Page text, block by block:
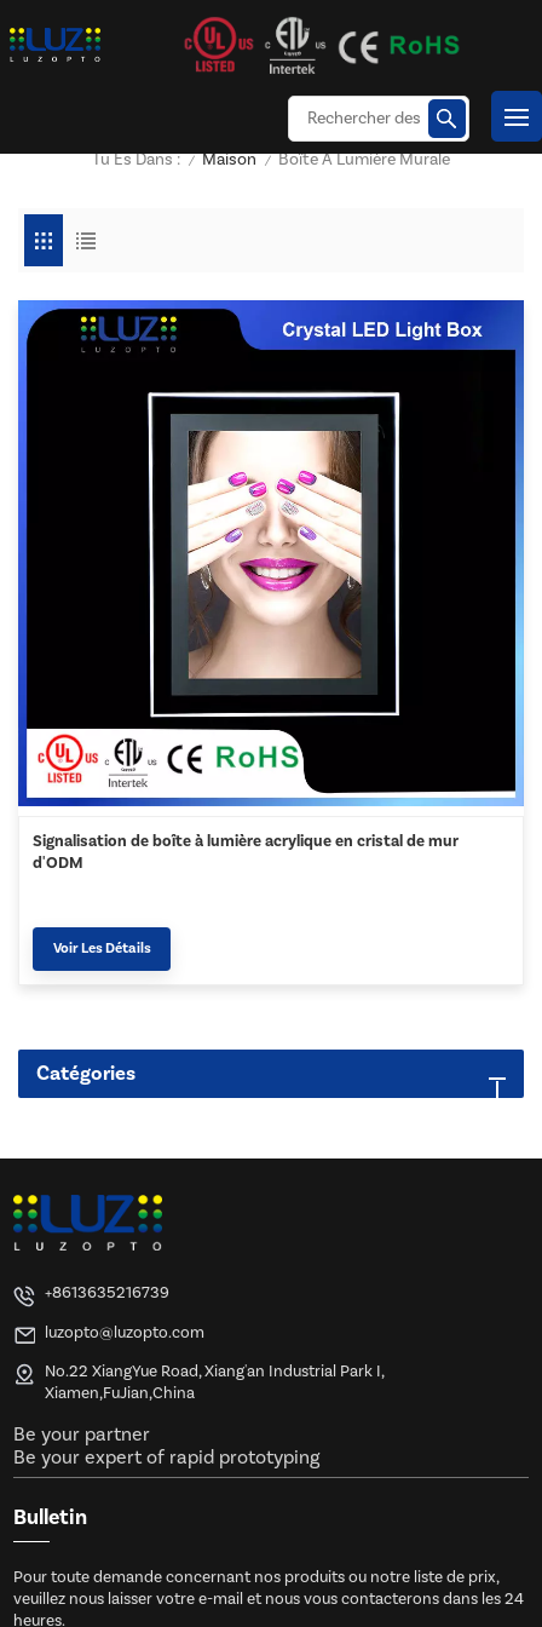
Tu Es Dans : / Maison / Boîte À Lumière Murale
Signalisation de boîte à lumière acrylique en cristal de mur
d'ODM
Voir Les Détails
Catégories
+8613635216739
luzopto@luzopto.com
No.22 XiangYue Road, Xiang'an Industrial Park I,
Xiamen,FuJian,China
Be your partner
Be your expert of rapid prototyping
Bulletin
Pour toute demande concernant nos produits ou notre liste de prix,
veuillez nous laisser votre e-mail et nous vous contacterons dans les 24
heures.